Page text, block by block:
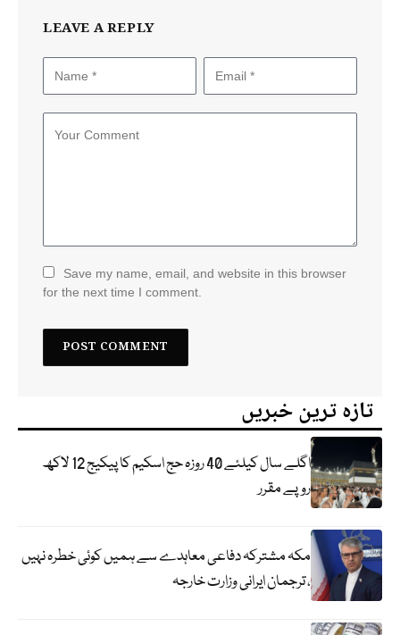
LEAVE A REPLY
Save my name, email, and website in this browser
for the next time I comment.
تازہ ترین خبریں
اگلے سال کیلئے 40 روزہ حج اسکیم کا پیکیج 12 لاکھ
روپے مقرر
مکہ مشترکہ دفاعی معاہدے سے ہمیں کوئی خطرہ نہیں
، ترجمان ایرانی وزارت خارجہ